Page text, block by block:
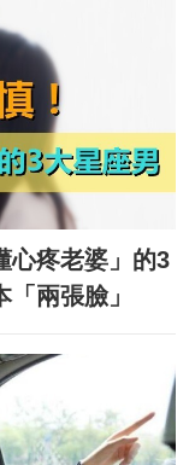
心疼老婆」的3
兩張臉」